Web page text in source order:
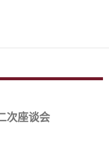
次座谈会